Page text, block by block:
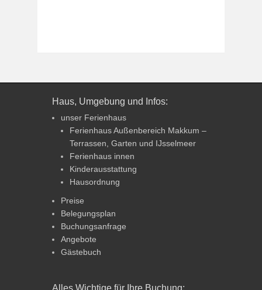
Haus, Umgebung und Infos:
unser Ferienhaus
Ferienhaus Außenbereich Makkum –
Terrassen, Garten und IJsselmeer
Ferienhaus innen
Kinderausstattung
Hausordnung
Preise
Belegungsplan
Buchungsanfrage
Angebote
Gästebuch
Alles Wichtige für Ihre Buchung: